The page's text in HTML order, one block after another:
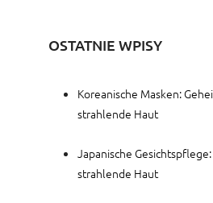
OSTATNIE WPISY
Koreanische Masken:
strahlende Haut
Japanische
strahlende Haut